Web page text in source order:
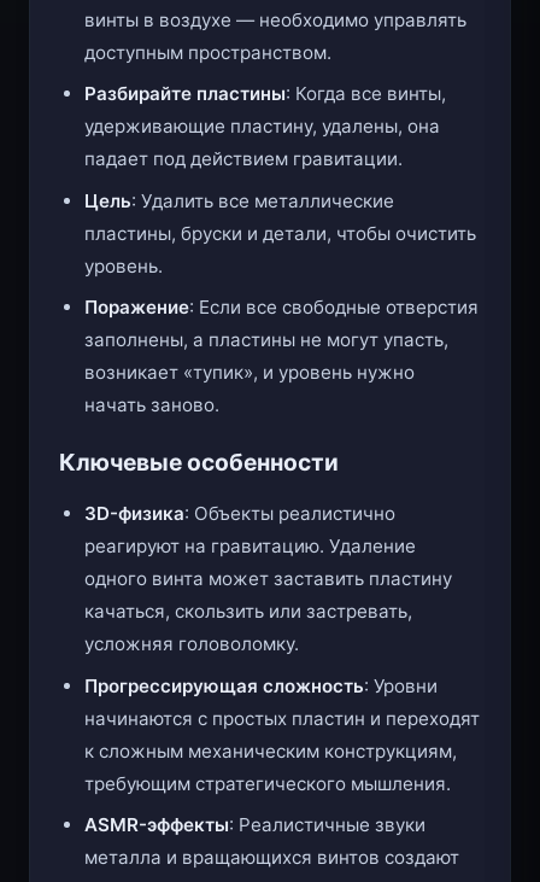
винты в воздухе — необходимо управлять
доступным пространством.
Разбирайте пластины: Когда все винты,
удерживающие пластину, удалены, она
падает под действием гравитации.
Цель: Удалить все металлические
пластины, бруски и детали, чтобы очистить
уровень.
Поражение: Если все свободные отверстия
заполнены, а пластины не могут упасть,
возникает «тупик», и уровень нужно
начать заново.
Ключевые особенности
3D-физика: Объекты реалистично
реагируют на гравитацию. Удаление
одного винта может заставить пластину
качаться, скользить или застревать,
усложняя головоломку.
Прогрессирующая сложность: Уровни
начинаются с простых пластин и переходят
к сложным механическим конструкциям,
требующим стратегического мышления.
ASMR-эффекты: Реалистичные звуки
металла и вращающихся винтов создают